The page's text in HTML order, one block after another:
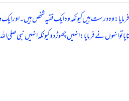
وہ درست ہیں کیونکہ وہ ایک فقیہ شخص ہیں۔ اور
نے فرمایا: انہیں چھوڑ دو کیونکہ انہیں نبی صلی